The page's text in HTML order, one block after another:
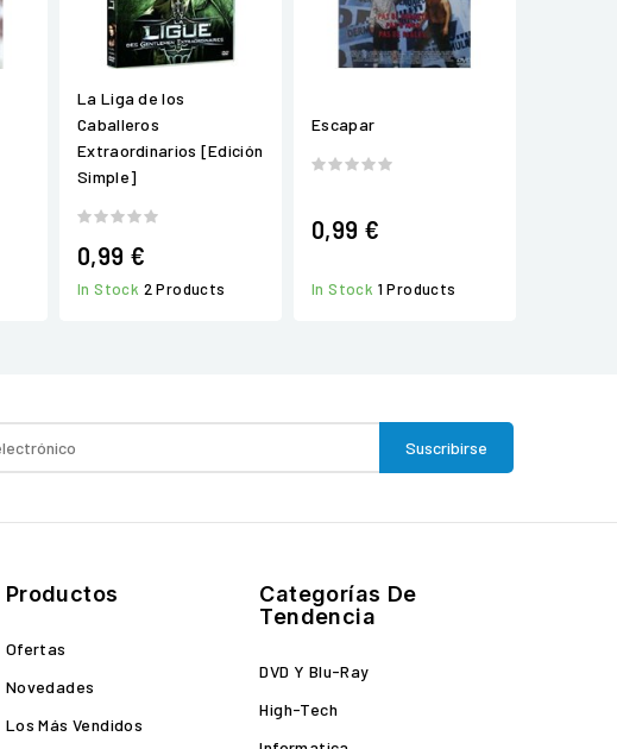
La Liga de los
Caballeros
Extraordinarios [Edición
Simple]
0,99 €
In Stock 2 Products
Escapar
0,99 €
In Stock 1 Products
Productos
Ofertas
Novedades
Los Más Vendidos
Categorías De
Tendencia
DVD Y Blu-Ray
High-Tech